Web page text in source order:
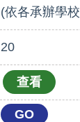
(依各承辦學
20
GO